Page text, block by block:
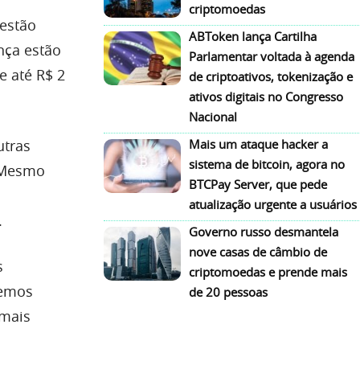
estão
até R$ 2
criptomoedas
ABToken lança Cartilha
Parlamentar voltada à agenda
de criptoativos, tokenização e
ativos digitais no Congresso
Nacional
Mais um ataque hacker a
sistema de bitcoin, agora no
BTCPay Server, que pede
atualização urgente a usuários
Governo russo desmantela
nove casas de câmbio de
criptomoedas e prende mais
de 20 pessoas